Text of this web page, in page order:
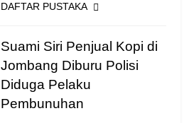
DAFTAR PUSTAKA
Suami Siri Penjual Kopi di
Jombang Diburu Polisi
Diduga Pelaku
Pembunuhan